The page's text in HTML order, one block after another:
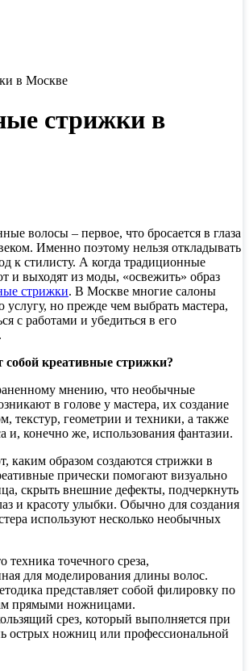
в Москве
стрижки в
волосы – первое, что бросается в глаза
Именно поэтому нельзя откладывать
к стилисту. А когда традиционные
и выходят из моды, «освежить» образ
стрижки. В Москве многие салоны
но прежде чем выбрать мастера,
с работами и убедиться в его
собой креативные стрижки?
мнению, что необычные
в голове у мастера, их создание
текстур, геометрии и техники, а также
и, конечно же, использования фантазии.
каким образом создаются стрижки в
прически помогают визуально
скрыть внешние дефекты, подчеркнуть
и красоту улыбки. Обычно для создания
используют несколько необычных
техника точечного среза,
для моделирования длины волос.
представляет собой филировку по
прямыми ножницами.
срез, который выполняется при
острых ножниц или профессиональной